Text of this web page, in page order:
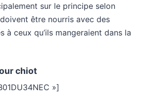
sur le principe selon
être nourris avec des
à ceux qu’ils mangeraient dans la
chiot
»]